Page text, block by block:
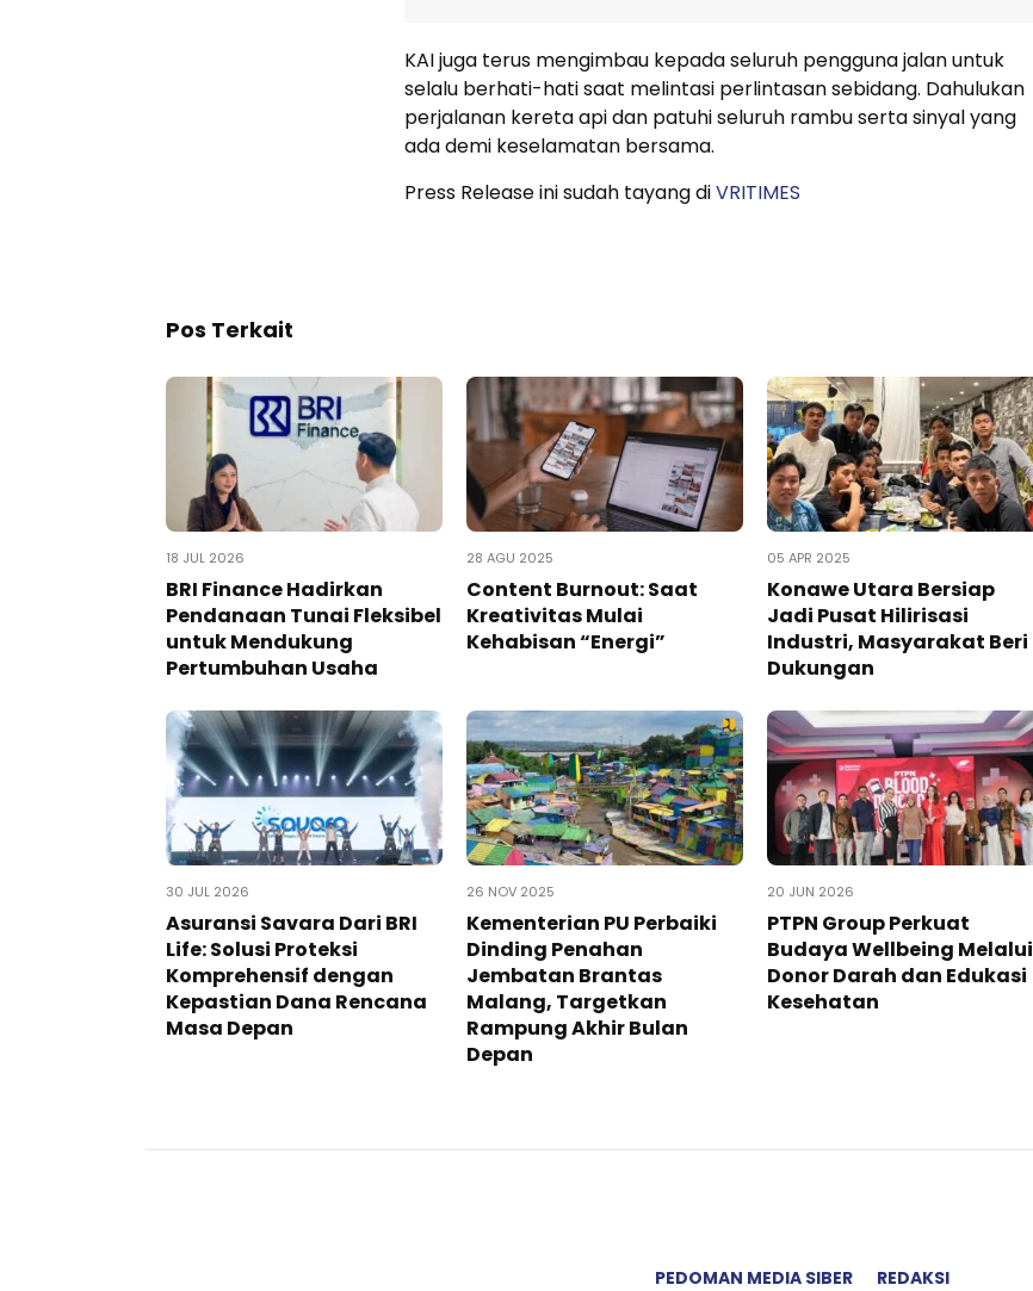
KAI juga terus mengimbau kepada seluruh pengguna jalan untuk
selalu berhati-hati saat melintasi perlintasan sebidang. Dahulukan
perjalanan kereta api dan patuhi seluruh rambu serta sinyal yang
ada demi keselamatan bersama.
Press Release ini sudah tayang diVRITIMES
Pos Terkait
18 JUL 2026
BRI Finance Hadirkan
Pendanaan Tunai Fleksibel
untuk Mendukung
Pertumbuhan Usaha
28 AGU 2025
Content Burnout: Saat
Kreativitas Mulai
Kehabisan “Energi”
05 APR 2025
Konawe Utara Bersiap
Jadi Pusat Hilirisasi
Industri, Masyarakat Beri
Dukungan
30 JUL 2026
Asuransi Savara Dari BRI
Life: Solusi Proteksi
Komprehensif dengan
Kepastian Dana Rencana
Masa Depan
26 NOV 2025
Kementerian PU Perbaiki
Dinding Penahan
Jembatan Brantas
Malang, Targetkan
Rampung Akhir Bulan
Depan
20 JUN 2026
PTPN Group Perkuat
Budaya Wellbeing Melalui
Donor Darah dan Edukasi
Kesehatan
PEDOMAN MEDIA SIBER REDAKSI